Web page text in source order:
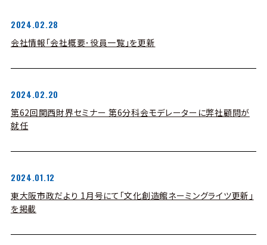
2024.02.28
会社情報「会社概要･役員一覧」を更新
2024.02.20
第62回関西財界セミナー 第6分科会モデレーターに弊社顧問が
就任
2024.01.12
東大阪市政だより 1月号にて「文化創造館ネーミングライツ更新」
を掲載